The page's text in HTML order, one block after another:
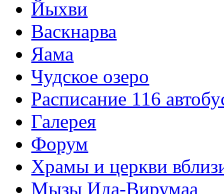
Йыхви
Васкнарва
Яама
Чудское озеро
Расписание 116
Галерея
Форум
Храмы и церкви
Мызы Ида-Вирумаа